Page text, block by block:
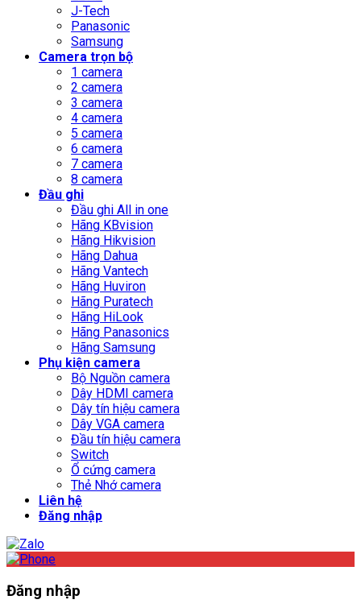
J-Tech
Panasonic
Samsung
Camera trọn bộ
1 camera
2 camera
3 camera
4 camera
5 camera
6 camera
7 camera
8 camera
Đầu ghi
Đầu ghi All in one
Hãng KBvision
Hãng Hikvision
Hãng Dahua
Hãng Vantech
Hãng Huviron
Hãng Puratech
Hãng HiLook
Hãng Panasonics
Hãng Samsung
Phụ kiện camera
Bộ Nguồn camera
Dây HDMI camera
Dây tín hiệu camera
Dây VGA camera
Đầu tín hiệu camera
Switch
Ổ cứng camera
Thẻ Nhớ camera
Liên hệ
Đăng nhập
Đăng nhập